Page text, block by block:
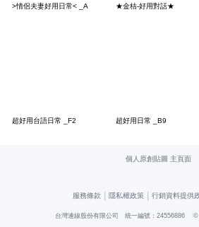
>情侶夫妻好用日常< _A ★金桔-好用對話★
超好用台語日常 _F2 超好用日常 _B9
個人原創貼圖 主頁面
服務條款 | 隱私權政策 | 行銷資料提供
台灣連線股份有限公司 統一編號：24556886 ©